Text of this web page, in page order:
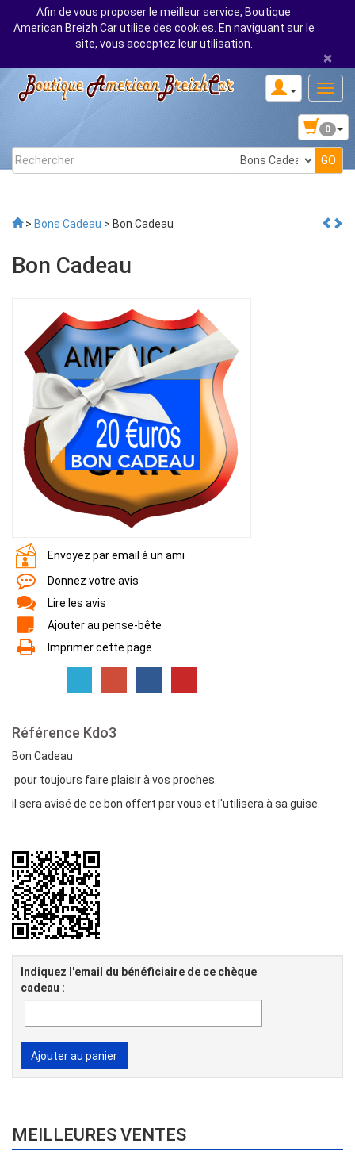
Afin de vous proposer le meilleur service, Boutique
American Breizh Car utilise des cookies. En naviguant sur le
site, vous acceptez leur utilisation.
×
0
> Bons Cadeau > Bon Cadeau
Bon Cadeau
Envoyez par email à un ami
Donnez votre avis
Lire les avis
Ajouter au pense-bête
Imprimer cette page
Référence Kdo3
Bon Cadeau
pour toujours faire plaisir à vos proches.
il sera avisé de ce bon offert par vous et l'utilisera à sa guise.
Indiquez l'email du bénéficiaire de ce chèque
cadeau :
MEILLEURES VENTES